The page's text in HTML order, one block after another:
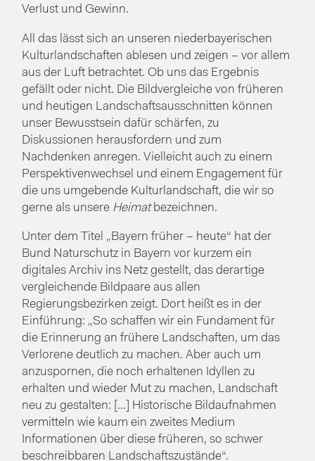
Verlust und Gewinn.
All das lässt sich an unseren niederbayerischen
Kulturlandschaften ablesen und zeigen – vor allem
aus der Luft betrachtet. Ob uns das Ergebnis
gefällt oder nicht. Die Bildvergleiche von früheren
und heutigen Landschaftsausschnitten können
unser Bewusstsein dafür schärfen, zu
Diskussionen herausfordern und zum
Nachdenken anregen. Vielleicht auch zu einem
Perspektivenwechsel und einem Engagement für
die uns umgebende Kulturlandschaft, die wir so
gerne als unsere Heimatbezeichnen.
Unter dem Titel „Bayern früher – heute“ hat der
Bund Naturschutz in Bayern vor kurzem ein
digitales Archiv ins Netz gestellt, das derartige
vergleichende Bildpaare aus allen
Regierungsbezirken zeigt. Dort heißt es in der
Einführung: „So schaffen wir ein Fundament für
die Erinnerung an frühere Landschaften, um das
Verlorene deutlich zu machen. Aber auch um
anzuspornen, die noch erhaltenen Idyllen zu
erhalten und wieder Mut zu machen, Landschaft
neu zu gestalten: […] Historische Bildaufnahmen
vermitteln wie kaum ein zweites Medium
Informationen über diese früheren, so schwer
beschreibbaren Landschaftszustände“.